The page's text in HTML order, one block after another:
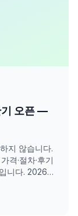
기 오픈 —
지 않습니다.
격·절차·후기
니다. 2026